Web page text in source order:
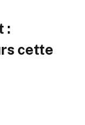
:
cette